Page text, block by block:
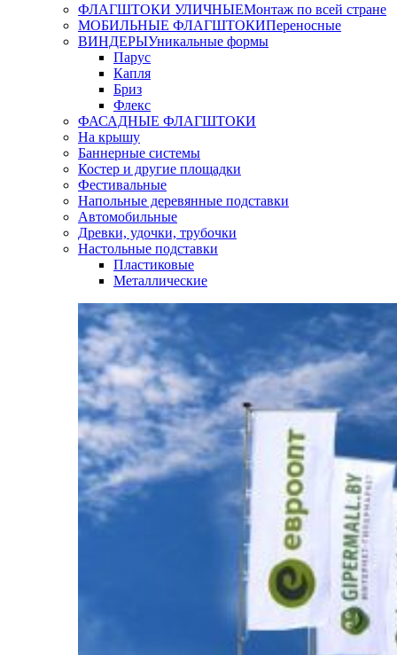
ФЛАГШТОКИ УЛИЧНЫЕМонтаж по всей стране
МОБИЛЬНЫЕ ФЛАГШТОКИПереносные
ВИНДЕРЫУникальные формы
Парус
Капля
Бриз
Флекс
ФАСАДНЫЕ ФЛАГШТОКИ
На крышу
Баннерные системы
Костер и другие площадки
Фестивальные
Напольные деревянные подставки
Автомобильные
Древки, удочки, трубочки
Настольные подставки
Пластиковые
Металлические